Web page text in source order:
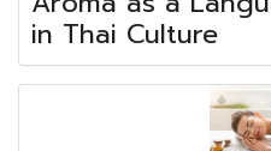
in Thai Culture